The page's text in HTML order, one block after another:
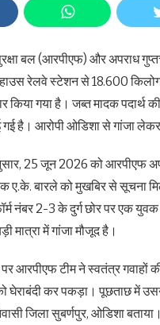
बल (आरपीएफ) और अपराध
हाउस रेलवे स्टेशन से 18.600
किया गया है। जब्त मादक पदार्थ
है। आरोपी ओडिशा से गांजा लेकर
25 जून 2026 को आरपीएफ
ए.के. बारले को मुखबिर से सूचना
नंबर 2-3 के दुर्ग छोर पर एक युवक
मात्रा में गांजा मौजूद है।
आरपीएफ टीम ने स्वतंत्र गवाहों
कर पकड़ा। पूछताछ में
जिला सुबर्णपुर, ओडिशा बताया।